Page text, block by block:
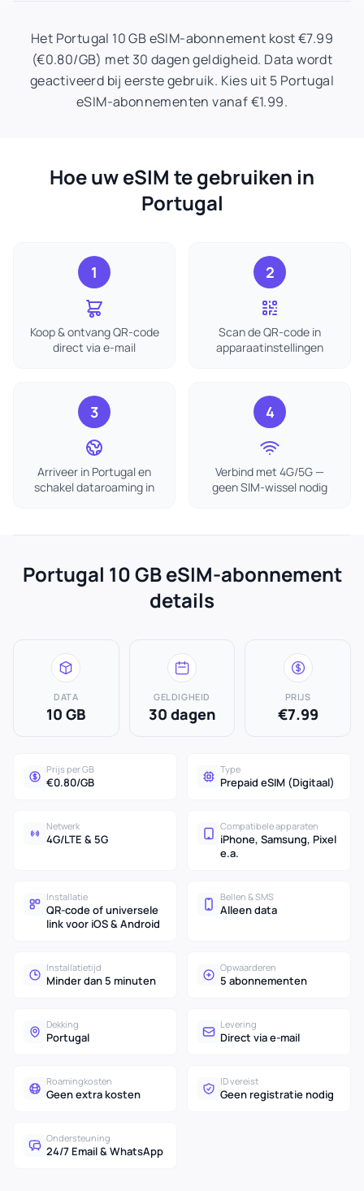
Het Portugal 10 GB eSIM-abonnement kost €7.99
(€0.80/GB) met 30 dagen geldigheid. Data wordt
geactiveerd bij eerste gebruik. Kies uit 5 Portugal
eSIM-abonnementen vanaf €1.99.
Hoe uw eSIM te gebruiken in
Portugal
1
Koop & ontvang QR-code
direct via e-mail
2
Scan de QR-code in
apparaatinstellingen
3
Arriveer in Portugal en
schakel dataroaming in
4
Verbind met 4G/5G —
geen SIM-wissel nodig
Portugal 10 GB eSIM-abonnement
details
DATA
10 GB
GELDIGHEID
30 dagen
PRIJS
€7.99
Prijs per GB
€0.80/GB
Type
Prepaid eSIM (Digitaal)
Netwerk
4G/LTE & 5G
Compatibele apparaten
iPhone, Samsung, Pixel
e.a.
Installatie
QR-code of universele
link voor iOS & Android
Bellen & SMS
Alleen data
Installatietijd
Minder dan 5 minuten
Opwaarderen
5 abonnementen
Dekking
Portugal
Levering
Direct via e-mail
Roamingkosten
Geen extra kosten
ID vereist
Geen registratie nodig
Ondersteuning
24/7 Email & WhatsApp